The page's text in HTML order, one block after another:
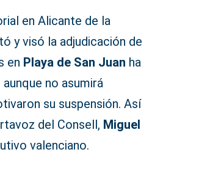
en Alicante de la
y visó la adjudicación de
en Playa de San Juan ha
no asumirá
su suspensión. Así
del Consell, Miguel
valenciano.